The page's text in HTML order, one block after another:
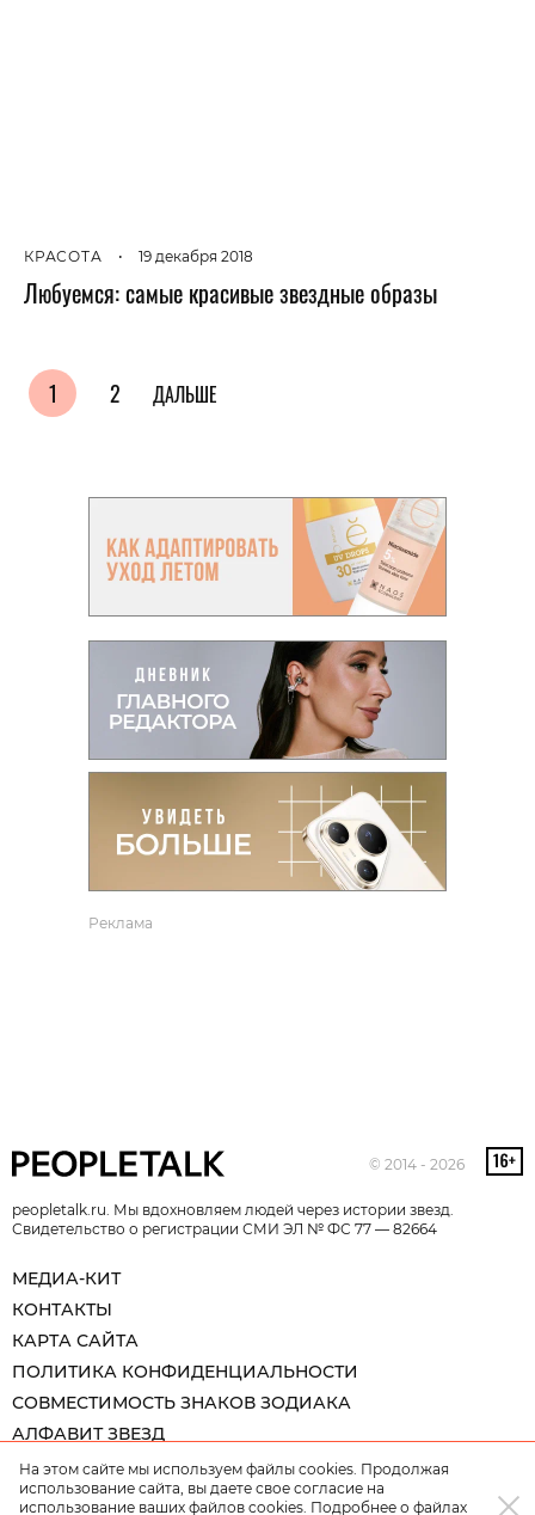
КРАСОТА • 19 декабря 2018
Любуемся: самые красивые звездные образы
1 2 ДАЛЬШЕ
Реклама
© 2014 - 2026
peopletalk.ru. Мы вдохновляем людей через истории звезд.
Свидетельство о регистрации СМИ ЭЛ № ФС 77 — 82664
МЕДИА-КИТ
КОНТАКТЫ
КАРТА САЙТА
ПОЛИТИКА КОНФИДЕНЦИАЛЬНОСТИ
СОВМЕСТИМОСТЬ ЗНАКОВ ЗОДИАКА
АЛФАВИТ ЗВЕЗД
На этом сайте мы используем файлы cookies. Продолжая
использование сайта, вы даете свое согласие на
использование ваших файлов cookies. Подробнее о файлах